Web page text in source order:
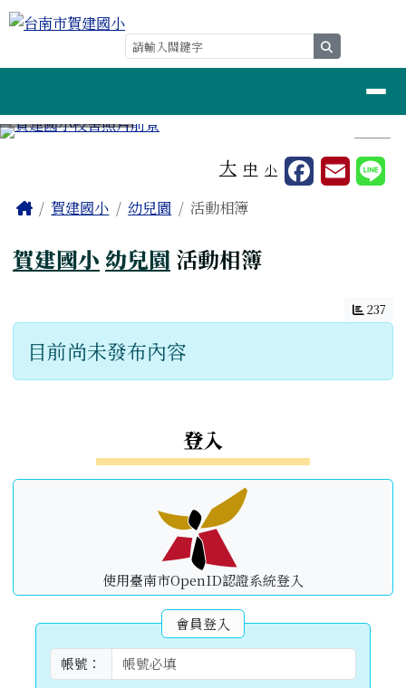
跳至主內容區
台南市賀建國小
⏸
大 中 小
主內容區域
Home
賀建國小 幼兒園 活動相簿
賀建國小 幼兒園 活動相簿
237
目前尚未發布內容
登入
使用臺南市OpenID認證系統登入
會員登入
帳號：
頁尾區域